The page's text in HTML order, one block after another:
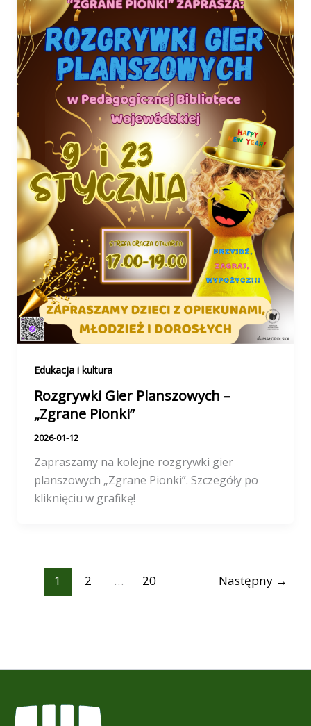
Edukacja i kultura
Rozgrywki Gier Planszowych –
„Zgrane Pionki”
2026-01-12
Zapraszamy na kolejne rozgrywki gier
planszowych „Zgrane Pionki”. Szczegóły po
kliknięciu w grafikę!
1 2 … 20 Następny →